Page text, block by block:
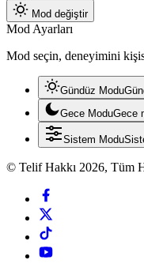
Mod değiştir
Mod Ayarları
Mod seçin, deneyimini
Gündüz Modu
Gece ModuGece
Sistem Modu
© Telif Hakkı 2026, Tüm